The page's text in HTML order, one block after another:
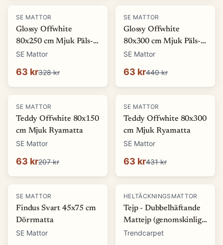
-81 %
SE MATTOR
Glossy Offwhite
80x250 cm Mjuk Päls-
look Matta
SE Mattor
63 kr328 kr
-86%
SE MATTOR
Glossy Offwhite
80x300 cm Mjuk Päls-
look Matta
SE Mattor
63 kr440 kr
-69%
SE MATTOR
Teddy Offwhite 80x150
cm Mjuk Ryamatta
SE Mattor
63 kr207 kr
-85%
SE MATTOR
Teddy Offwhite 80x300
cm Mjuk Ryamatta
SE Mattor
63 kr431 kr
-70%
SE MATTOR
Findus Svart 45x75 cm
Dörrmatta
SE Mattor
HELTÄCKNINGSMATTOR
Tejp - Dubbelhäftande
Mattejp (genomskinlig)
(Storlek: 5 x 1500 cm)
Trendcarpet